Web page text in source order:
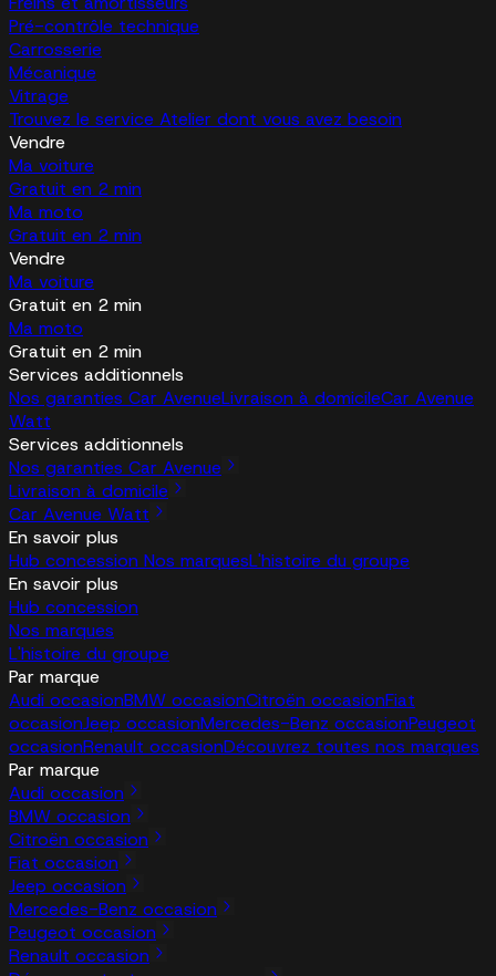
Pré-contrôle technique
Carrosserie
Mécanique
Vitrage
Trouvez le service Atelier dont vous avez besoin
Vendre
Ma voiture
Gratuit en 2 min
Ma moto
Gratuit en 2 min
Vendre
Ma voiture
Gratuit en 2 min
Ma moto
Gratuit en 2 min
Services additionnels
Nos garanties Car AvenueLivraison à domicileCar Avenue
Watt
Services additionnels
Nos garanties Car Avenue
Livraison à domicile
Car Avenue Watt
En savoir plus
Hub concession Nos marquesL'histoire du groupe
En savoir plus
Hub concession
Nos marques
L'histoire du groupe
Par marque
Audi occasionBMW occasionCitroën occasionFiat
occasionJeep occasionMercedes-Benz occasionPeugeot
occasionRenault occasionDécouvrez toutes nos marques
Par marque
Audi occasion
BMW occasion
Citroën occasion
Fiat occasion
Jeep occasion
Mercedes-Benz occasion
Peugeot occasion
Renault occasion